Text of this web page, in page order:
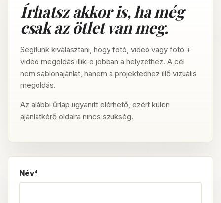
Írhatsz akkor is, ha még
csak az ötlet van meg.
Segítünk kiválasztani, hogy fotó, videó vagy fotó +
videó megoldás illik-e jobban a helyzethez. A cél
nem sablonajánlat, hanem a projektedhez illő vizuális
megoldás.
Az alábbi űrlap ugyanitt elérhető, ezért külön
ajánlatkérő oldalra nincs szükség.
Név*